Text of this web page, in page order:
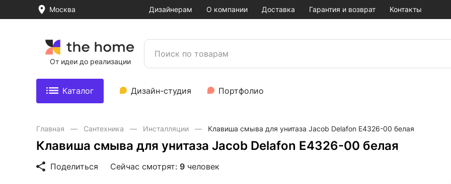
Москва Дизайнерам О компании Доставка Гарантия и возврат Контакты
От идеи до реализации
Каталог Дизайн-студия Портфолио
Главная Сантехника Инсталляции Клавиша смыва для унитаза Jacob Delafon E4326-00 белая
Клавиша смыва для унитаза Jacob Delafon E4326-00 белая
Поделиться Сейчас смотрят: 9 человек